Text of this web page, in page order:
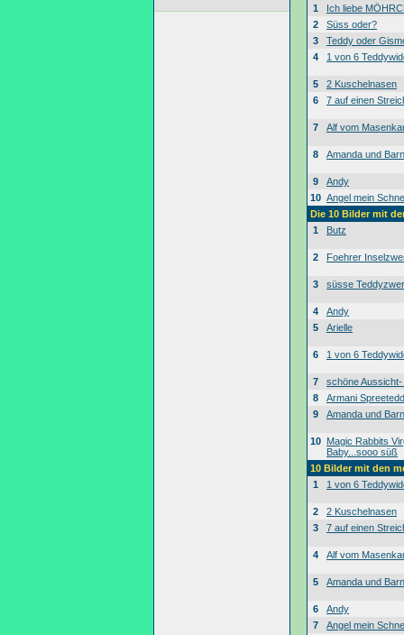
1
Ich liebe
2
Süss oder?
3
Teddy oder
4
1 von 6
5
2 Kuschelnasen
6
7 auf einen
7 Alf vom
8 Amanda und
9
Andy
10 Angel mein
Die 10 Bilder mit
1
Butz
2 Foehrer
3 süsse
4
Andy
5
Arielle
6 1 von 6
7
schöne
8
Armani
9
Amanda und
10 Magic Rabbits
Baby...sooo süß
10 Bilder mit den
1
1 von 6
2
2 Kuschelnasen
3
7 auf einen
4 Alf vom
5 Amanda und
6
Andy
7
Angel mein